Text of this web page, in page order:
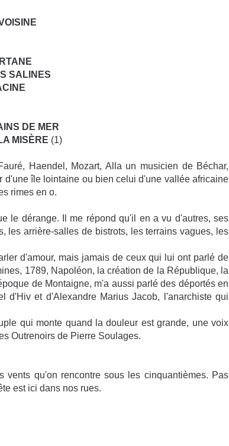
SALINES
DE MER
MISÈRE (1)
Haendel, Mozart, Alla un musicien de Béchar,
d'une île lointaine ou bien celui d'une vallée africaine
rimes en o.
le dérange. Il me répond qu'il en a vu d'autres, ses
les arrière-salles de bistrots, les terrains vagues, les
d'amour, mais jamais de ceux qui lui ont parlé de
1789, Napoléon, la création de la République, la
de Montaigne, m'a aussi parlé des déportés en
d'Hiv et d'Alexandre Marius Jacob, l'anarchiste qui
qui monte quand la douleur est grande, une voix
Outrenoirs de Pierre Soulages.
qu'on rencontre sous les cinquantièmes. Pas
est ici dans nos rues.